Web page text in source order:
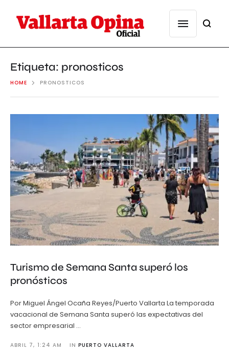
Etiqueta: pronosticos
HOME PRONOSTICOS
Turismo de Semana Santa superó los
pronósticos
Por Miguel Ángel Ocaña Reyes/Puerto Vallarta La temporada
vacacional de Semana Santa superó las expectativas del
sector empresarial …
ABRIL 7, 1:24 AM IN PUERTO VALLARTA